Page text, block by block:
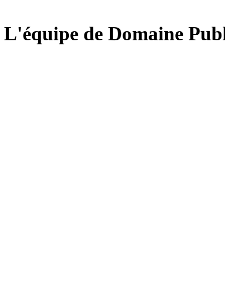
L'équipe de Domaine